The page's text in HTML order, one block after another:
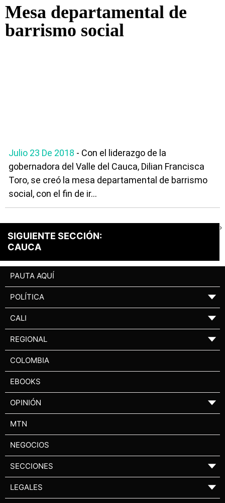
Mesa departamental de
barrismo social
Julio 23 De 2018 - Con el liderazgo de la
gobernadora del Valle del Cauca, Dilian Francisca
Toro, se creó la mesa departamental de barrismo
social, con el fin de ir...
SIGUIENTE SECCIÓN:
CAUCA
›
PAUTA AQUÍ
POLÍTICA ▼
CALI ▼
REGIONAL ▼
COLOMBIA
EBOOKS
OPINIÓN ▼
MTN
NEGOCIOS
SECCIONES ▼
LEGALES ▼